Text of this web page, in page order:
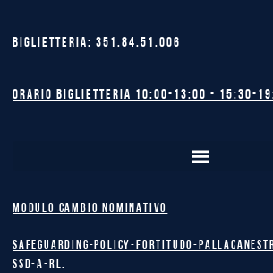
Biglietteria: 351.84.51.006
Orario biglietteria 10:00-13:00 - 15:30-
MODULO CAMBIO NOMINATIVO
safeguarding-policy-Fortitudo-
SSD-A-RL.